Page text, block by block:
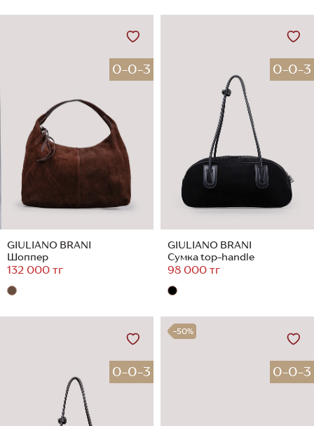
0-0-3
GIULIANO BRANI
Шоппер
132 000 тг
0-0-3
GIULIANO BRANI
Сумка top-handle
98 000 тг
0-0-3
-50%
0-0-3